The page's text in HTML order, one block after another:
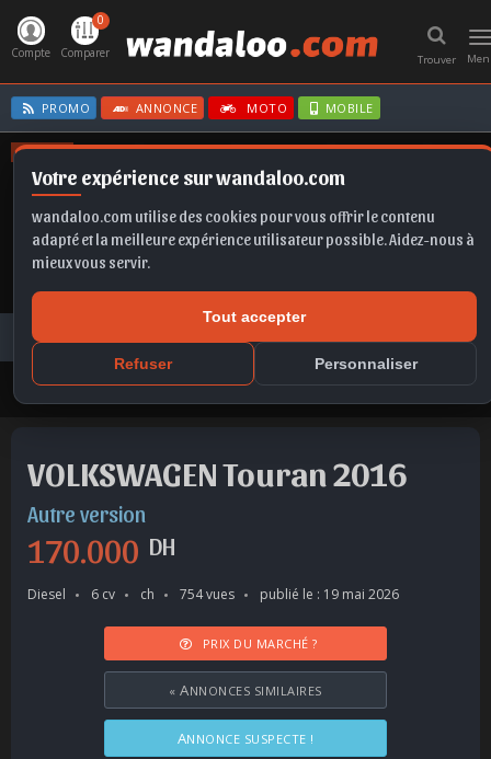
Votre expérience sur wandaloo.com
wandaloo.com utilise des cookies pour vous offrir le contenu
adapté et la meilleure expérience utilisateur possible. Aidez-nous à
mieux vous servir.
Tout accepter
Refuser Personnaliser
Trouver
Compte
0
Comparer
PROMO ANNONCE MOTO MOBILE
OFFRES
FRONTERA MOKKA
Toutes les annonces
Touran
VOLKSWAGEN Touran 2016 Diesel Occasion Temara Maroc
VOLKSWAGEN Touran 2016
Autre version
170.000 DH
Diesel 6 cv ch 754 vues publié le : 19 mai 2026
PRIX DU MARCHÉ ?
« ANNONCES SIMILAIRES
ANNONCE SUSPECTE !